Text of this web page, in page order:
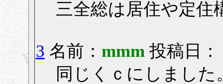
三全総は居住や定住
3 名前： mmm 投稿日：
同じくｃにしました